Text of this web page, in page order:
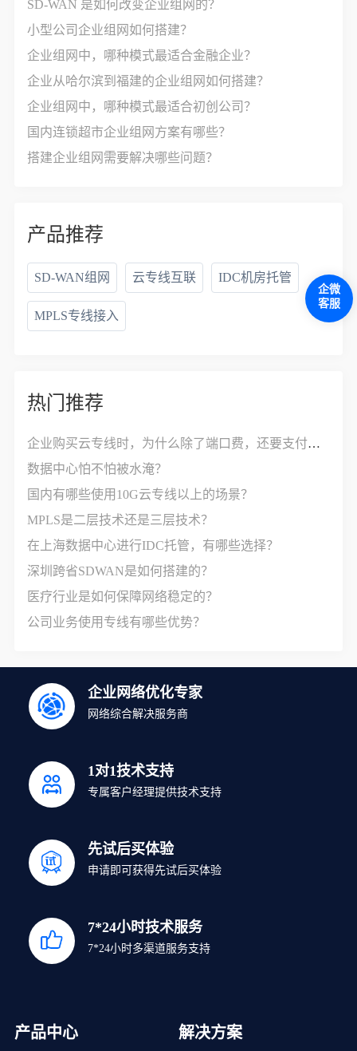
SD-WAN 是如何改变企业组网的？
小型公司企业组网如何搭建？
企业组网中，哪种模式最适合金融企业？
企业从哈尔滨到福建的企业组网如何搭建？
企业组网中，哪种模式最适合初创公司？
国内连锁超市企业组网方案有哪些？
搭建企业组网需要解决哪些问题？
产品推荐
SD-WAN组网 云专线互联 IDC机房托管
MPLS专线接入
热门推荐
企业购买云专线时，为什么除了端口费，还要支付接入费？
数据中心怕不怕被水淹？
国内有哪些使用10G云专线以上的场景？
MPLS是二层技术还是三层技术？
在上海数据中心进行IDC托管，有哪些选择？
深圳跨省SDWAN是如何搭建的？
医疗行业是如何保障网络稳定的？
公司业务使用专线有哪些优势？
企业网络优化专家
网络综合解决服务商
1对1技术支持
专属客户经理提供技术支持
先试后买体验
申请即可获得先试后买体验
7*24小时技术服务
7*24小时多渠道服务支持
产品中心 解决方案
企微
客服